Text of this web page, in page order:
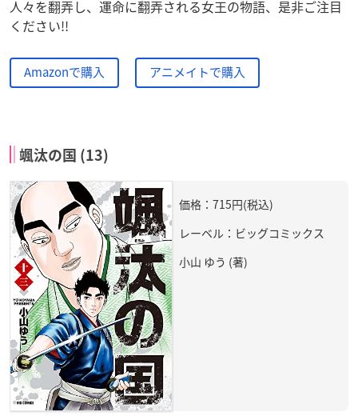
人々を翻弄し、運命に翻弄される女王の物語、是非ご注目
ください!!
Amazonで購入 アニメイトで購入
颯汰の国 (13)
価格：715円(税込)
レーベル：ビッグコミックス
小山 ゆう (著)